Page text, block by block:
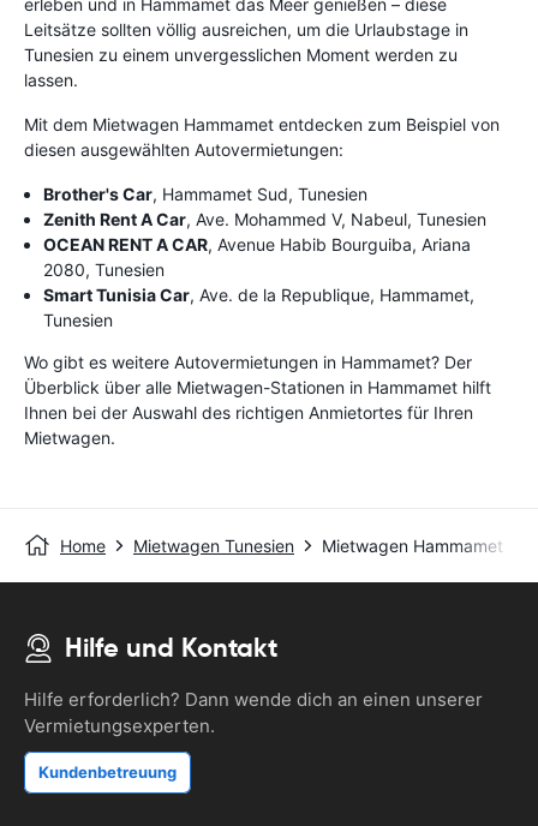
erleben und in Hammamet das Meer genießen – diese
Leitsätze sollten völlig ausreichen, um die Urlaubstage in
Tunesien zu einem unvergesslichen Moment werden zu
lassen.
Mit dem Mietwagen Hammamet entdecken zum Beispiel von
diesen ausgewählten Autovermietungen:
Brother's Car, Hammamet Sud, Tunesien
Zenith Rent A Car, Ave. Mohammed V, Nabeul, Tunesien
OCEAN RENT A CAR, Avenue Habib Bourguiba, Ariana
2080, Tunesien
Smart Tunisia Car, Ave. de la Republique, Hammamet,
Tunesien
Wo gibt es weitere Autovermietungen in Hammamet? Der
Überblick über alle Mietwagen-Stationen in Hammamet hilft
Ihnen bei der Auswahl des richtigen Anmietortes für Ihren
Mietwagen.
Home Mietwagen Tunesien Mietwagen Hammamet
Hilfe und Kontakt
Hilfe erforderlich? Dann wende dich an einen unserer
Vermietungsexperten.
Kundenbetreuung